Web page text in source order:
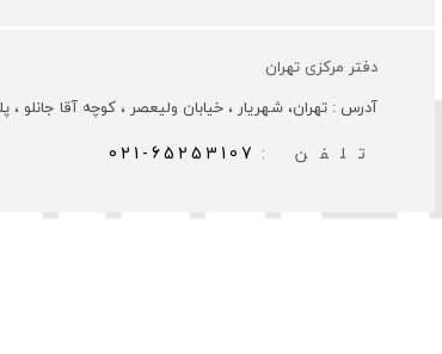
دفتر مرکزی تهران
آدرس : تهران، شهریار ، خیابان ولیعصر ، کوچه آقا جانلو ، پلاک 24
تلفن : 021-65253107